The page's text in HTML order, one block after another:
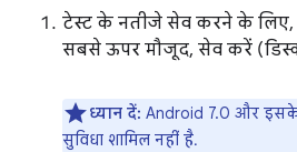
टेस्ट के नतीजे सेव करने के लिए,
सबसे ऊपर मौजूद, सेव करें
ध्यान दें: Android 7.0 और इसके
सुविधा शामिल नहीं है.